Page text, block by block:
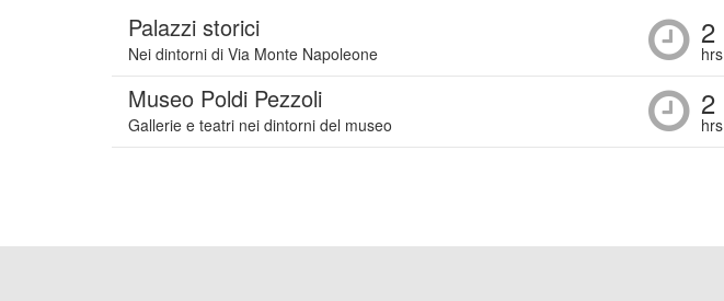
Palazzi storici
Nei dintorni di Via Monte Napoleone
2
hrs
Museo Poldi Pezzoli
Gallerie e teatri nei dintorni del museo
2
hrs